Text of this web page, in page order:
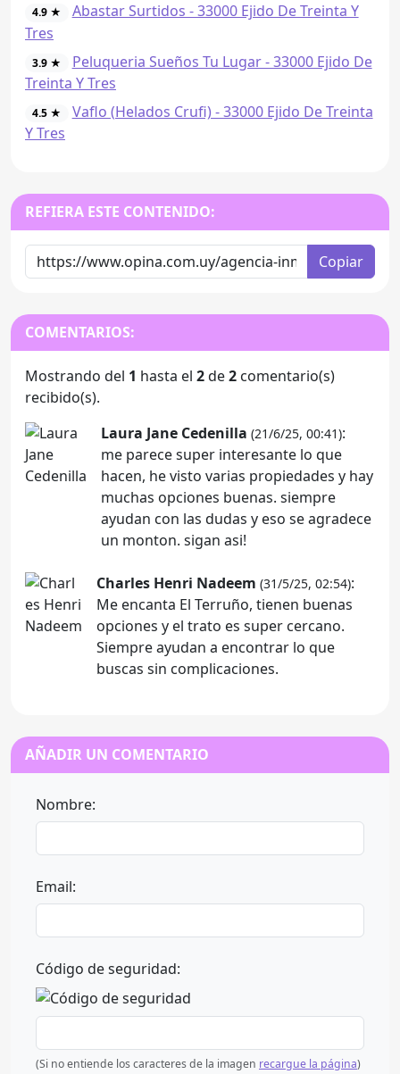
4.9 ★
Abastar Surtidos - 33000 Ejido De Treinta Y
Tres
3.9 ★
Peluqueria Sueños Tu Lugar - 33000 Ejido De
Treinta Y Tres
4.5 ★
Vaflo (Helados Crufi) - 33000 Ejido De Treinta
Y Tres
REFIERA ESTE CONTENIDO:
Copiar
COMENTARIOS:
Mostrando del 1 hasta el 2de2 comentario(s)
recibido(s).
Laura Jane Cedenilla (21/6/25, 00:41):
me parece super interesante lo que
hacen, he visto varias propiedades y hay
muchas opciones buenas. siempre
ayudan con las dudas y eso se agradece
un monton. sigan asi!
Charles Henri Nadeem (31/5/25, 02:54):
Me encanta El Terruño, tienen buenas
opciones y el trato es super cercano.
Siempre ayudan a encontrar lo que
buscas sin complicaciones.
AÑADIR UN COMENTARIO
Nombre:
Email:
Código de seguridad:
(Si no entiende los caracteres de la imagen recargue la página)